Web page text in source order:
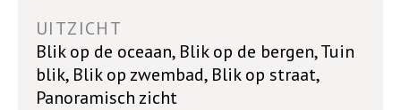
UITZICHT
Blik op de oceaan, Blik op de bergen, Tuin
blik, Blik op zwembad, Blik op straat,
Panoramisch zicht